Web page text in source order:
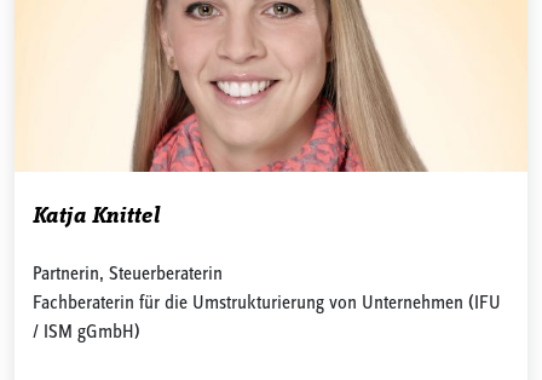
Katja Knittel
Partnerin, Steuerberaterin
Fachberaterin für die Umstrukturierung von Unternehmen (IFU
/ ISM gGmbH)